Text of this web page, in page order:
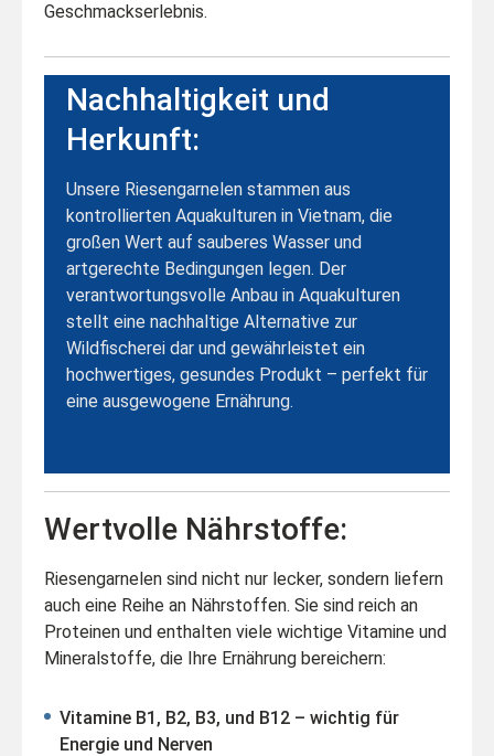
Geschmackserlebnis.
Nachhaltigkeit und
Herkunft:
Unsere Riesengarnelen stammen aus
kontrollierten Aquakulturen in Vietnam, die
großen Wert auf sauberes Wasser und
artgerechte Bedingungen legen. Der
verantwortungsvolle Anbau in Aquakulturen
stellt eine nachhaltige Alternative zur
Wildfischerei dar und gewährleistet ein
hochwertiges, gesundes Produkt – perfekt für
eine ausgewogene Ernährung.
Wertvolle Nährstoffe:
Riesengarnelen sind nicht nur lecker, sondern liefern
auch eine Reihe an Nährstoffen. Sie sind reich an
Proteinen und enthalten viele wichtige Vitamine und
Mineralstoffe, die Ihre Ernährung bereichern:
Vitamine B1, B2, B3, und B12 – wichtig für
Energie und Nerven